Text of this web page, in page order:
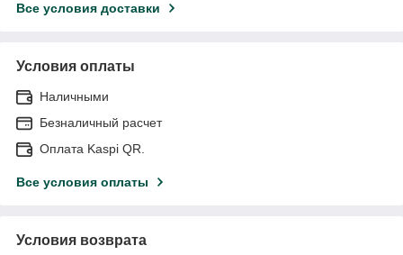
Все условия доставки
Условия оплаты
Наличными
Безналичный расчет
Оплата Kaspi QR.
Все условия оплаты
Условия возврата